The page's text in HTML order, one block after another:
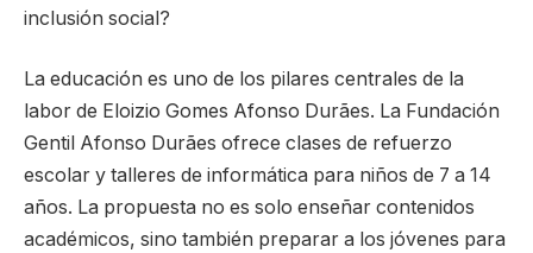
inclusión social?
La educación es uno de los pilares centrales de la
labor de Eloizio Gomes Afonso Durães. La Fundación
Gentil Afonso Durães ofrece clases de refuerzo
escolar y talleres de informática para niños de 7 a 14
años. La propuesta no es solo enseñar contenidos
académicos, sino también preparar a los jóvenes para